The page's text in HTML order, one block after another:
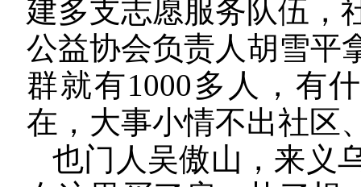
建多支志愿服务队伍，
公益协会负责人胡雪平
群就有1000多人，有
在，大事小情不出社区
也门人吴傲山，来义